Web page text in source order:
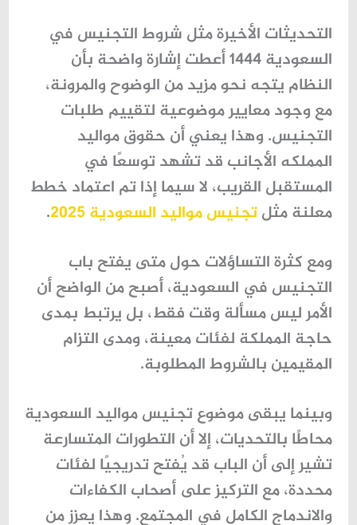
التحديثات الأخيرة مثل شروط التجنيس في
السعودية 1444
أعطت إشارة واضحة بأن
النظام يتجه نحو مزيد من الوضوح والمرونة،
مع وجود معايير موضوعية لتقييم طلبات
التجنيس. وهذا يعني أن حقوقمواليد
المملكه الأجانب قد تشهد توسعًا في
المستقبل القريب، لا سيما إذا تم اعتماد خطط
معلنة مثلتجنيس مواليد السعودية 2025
.
ومع كثرة التساؤلات حولمتى يفتح باب
التجنيس في السعودية، أصبح من الواضح أن
الأمر ليس مسألة وقت فقط، بل يرتبط بمدى
حاجة المملكة لفئات معينة، ومدى التزام
المقيمين بالشروط المطلوبة.
وبينما يبقى موضوعتجنيس مواليد السعودية
محاطًا بالتحديات، إلا أن التطورات المتسارعة
تشير إلى أن الباب قد يُفتح تدريجيًا لفئات
محددة، مع التركيز على أصحاب الكفاءات
والاندماج الكامل في المجتمع. وهذا يعزز من